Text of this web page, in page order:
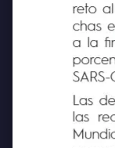
reto
chas
a la
Las
las